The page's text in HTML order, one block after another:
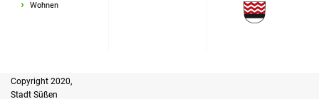
Kinder und Jugendliche
Wohnen
Copyright 2020,
Stadt Süßen